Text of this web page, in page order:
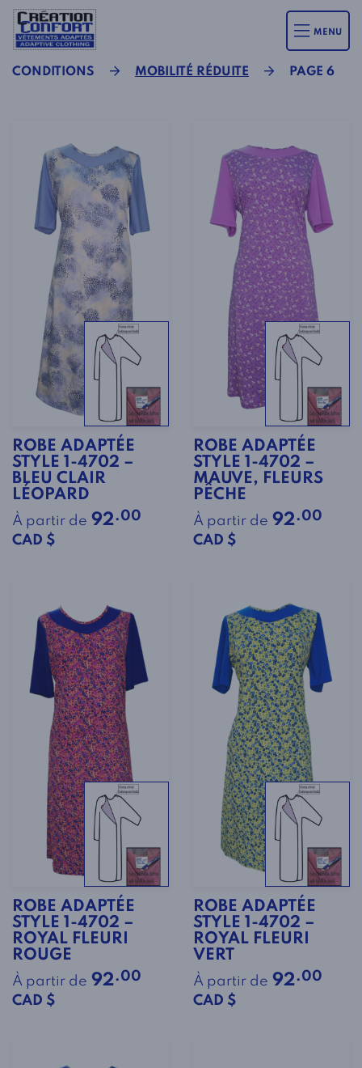
MENU
CONDITIONS MOBILITÉ RÉDUITE PAGE 6
ROBE ADAPTÉE
STYLE 1-4702 –
BLEU CLAIR
LÉOPARD
À partir de 92.00
CAD $
ROBE ADAPTÉE
STYLE 1-4702 –
MAUVE, FLEURS
PÊCHE
À partir de 92.00
CAD $
ROBE ADAPTÉE
STYLE 1-4702 –
ROYAL FLEURI
ROUGE
À partir de 92.00
CAD $
ROBE ADAPTÉE
STYLE 1-4702 –
ROYAL FLEURI
VERT
À partir de 92.00
CAD $